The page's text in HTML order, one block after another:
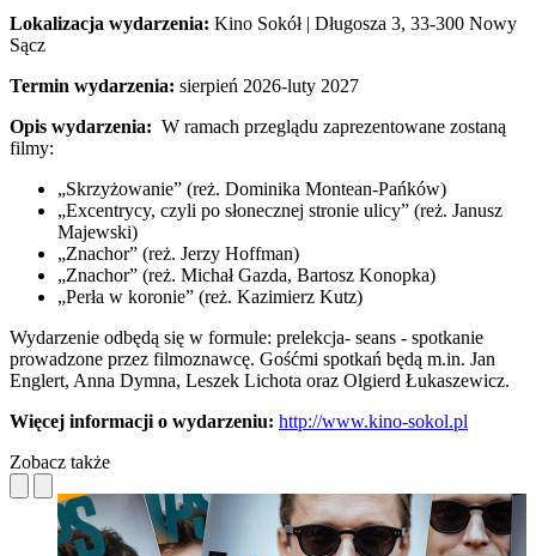
Lokalizacja wydarzenia: Kino Sokół | Długosza 3, 33-300 Nowy
Sącz
Termin wydarzenia: sierpień 2026-luty 2027
Opis wydarzenia: W ramach przeglądu zaprezentowane zostaną
filmy:
„Skrzyżowanie” (reż. Dominika Montean-Pańków)
„Excentrycy, czyli po słonecznej stronie ulicy” (reż. Janusz
Majewski)
„Znachor” (reż. Jerzy Hoffman)
„Znachor” (reż. Michał Gazda, Bartosz Konopka)
„Perła w koronie” (reż. Kazimierz Kutz)
Wydarzenie odbędą się w formule: prelekcja- seans - spotkanie
prowadzone przez filmoznawcę. Gośćmi spotkań będą m.in. Jan
Englert, Anna Dymna, Leszek Lichota oraz Olgierd Łukaszewicz.
Więcej informacji o wydarzeniu: http://www.kino-sokol.pl
Zobacz także